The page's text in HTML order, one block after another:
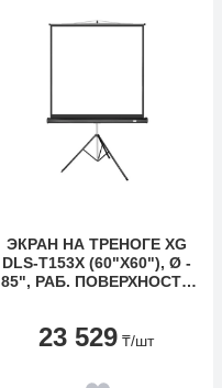
ЭКРАН НА ТРЕНОГЕ XG
DLS-T153X (60"Х60"), Ø -
85", РАБ. ПОВЕРХНОСТЬ
23 529 ₸/шт